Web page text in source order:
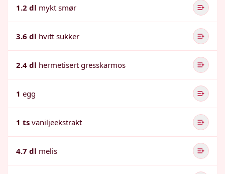
1.2 dl mykt smør
3.6 dl hvitt sukker
2.4 dl hermetisert gresskarmos
1 egg
1 ts vaniljeekstrakt
4.7 dl melis